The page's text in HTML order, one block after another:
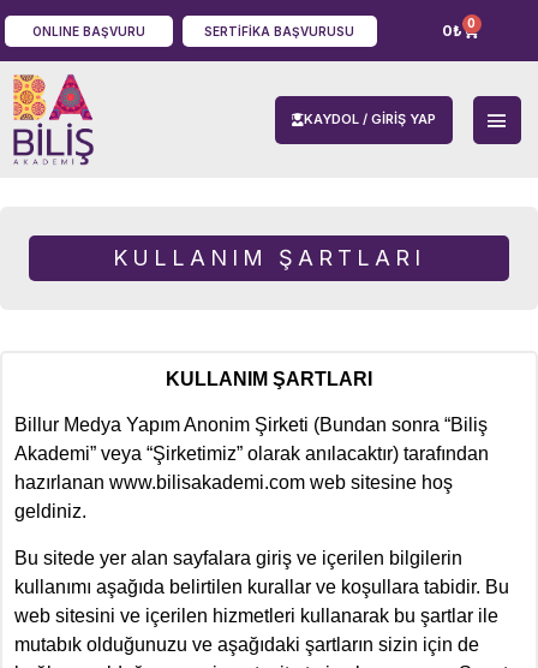
ONLINE BAŞVURU SERTIFIKA BAŞVURUSU 0₺ 0
KAYDOL / GIRIŞ YAP
KULLANIM ŞARTLARI
KULLANIM ŞARTLARI
Billur Medya Yapım Anonim Şirketi (Bundan sonra “Biliş
Akademi” veya “Şirketimiz” olarak anılacaktır) tarafından
hazırlanan www.bilisakademi.com web sitesine hoş
geldiniz.
Bu sitede yer alan sayfalara giriş ve içerilen bilgilerin
kullanımı aşağıda belirtilen kurallar ve koşullara tabidir. Bu
web sitesini ve içerilen hizmetleri kullanarak bu şartlar ile
mutabık olduğunuzu ve aşağıdaki şartların sizin için de